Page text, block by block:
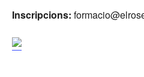
Inscripcions: